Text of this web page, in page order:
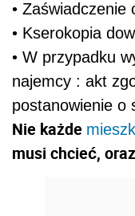
• Zaświadczenie
• Kserokopia
• W przypadku
najemcy : akt
postanowienie o
Nie każde
musi chcieć,